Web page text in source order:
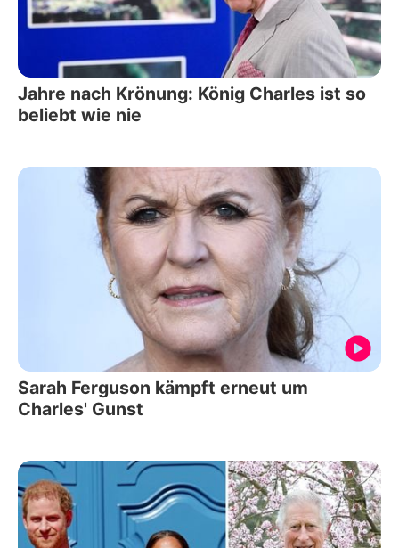
Jahre nach Krönung: König Charles ist so
beliebt wie nie
Sarah Ferguson kämpft erneut um
Charles' Gunst